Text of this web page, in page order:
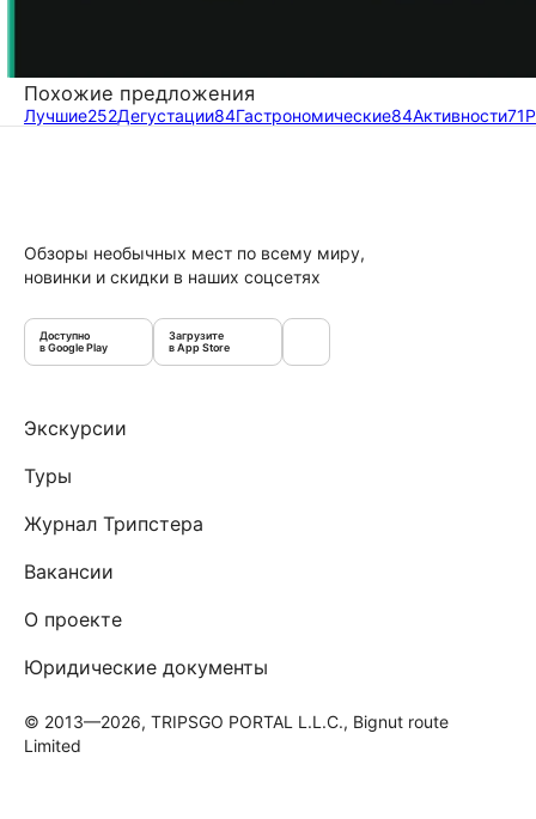
Похожие предложения
Лучшие252Дегустации84Гастрономические84Активности71
Обзоры необычных мест по всему миру,
новинки и скидки в наших соцсетях
Доступно
в Google Play
Загрузите
в App Store
Экскурсии
Туры
Журнал Трипстера
Вакансии
О проекте
Юридические документы
© 2013—2026, TRIPSGO PORTAL L.L.C., Bignut route
Limited